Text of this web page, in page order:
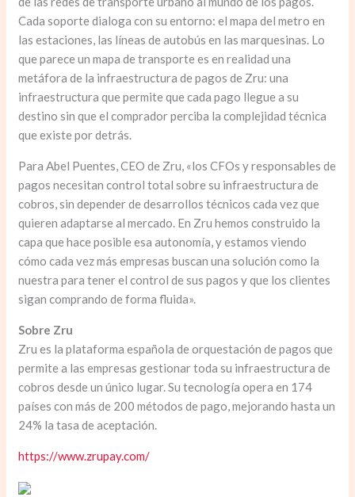
Cada soporte dialoga con su entorno: el mapa del metro en
las estaciones, las líneas de autobús en las marquesinas. Lo
que parece un mapa de transporte es en realidad una
metáfora de la infraestructura de pagos de Zru: una
infraestructura que permite que cada pago llegue a su
destino sin que el comprador perciba la complejidad técnica
que existe por detrás.
Para Abel Puentes, CEO de Zru, «los CFOs y responsables de
pagos necesitan control total sobre su infraestructura de
cobros, sin depender de desarrollos técnicos cada vez que
quieren adaptarse al mercado. En Zru hemos construido la
capa que hace posible esa autonomía, y estamos viendo
cómo cada vez más empresas buscan una solución como la
nuestra para tener el control de sus pagos y que los clientes
sigan comprando de forma fluida».
Sobre Zru
Zru es la plataforma española de orquestación de pagos que
permite a las empresas gestionar toda su infraestructura de
cobros desde un único lugar. Su tecnología opera en 174
países con más de 200 métodos de pago, mejorando hasta un
24% la tasa de aceptación.
https://www.zrupay.com/